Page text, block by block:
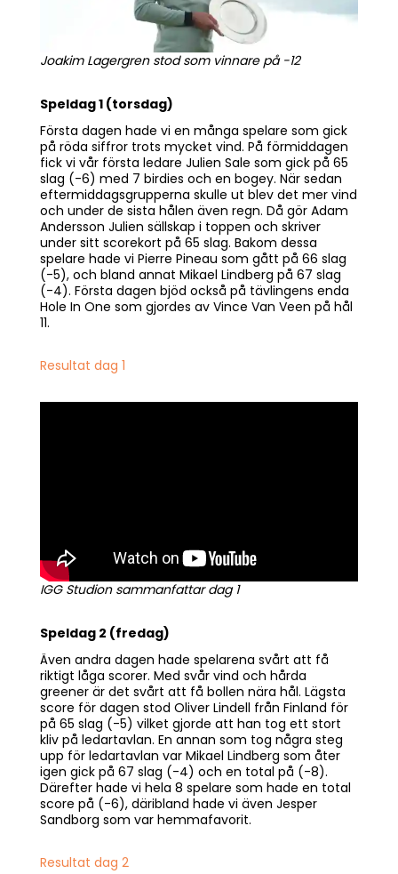
Joakim Lagergren stod som vinnare på -12
Speldag 1 (torsdag)
Första dagen hade vi en många spelare som gick
på röda siffror trots mycket vind. På förmiddagen
fick vi vår första ledare Julien Sale som gick på 65
slag (-6) med 7 birdies och en bogey. När sedan
eftermiddagsgrupperna skulle ut blev det mer vind
och under de sista hålen även regn. Då gör Adam
Andersson Julien sällskap i toppen och skriver
under sitt scorekort på 65 slag. Bakom dessa
spelare hade vi Pierre Pineau som gått på 66 slag
(-5), och bland annat Mikael Lindberg på 67 slag
(-4). Första dagen bjöd också på tävlingens enda
Hole In One som gjordes av Vince Van Veen på hål
11.
Resultat dag 1
IGG Studion sammanfattar dag 1
Speldag 2 (fredag)
Även andra dagen hade spelarena svårt att få
riktigt låga scorer. Med svår vind och hårda
greener är det svårt att få bollen nära hål. Lägsta
score för dagen stod Oliver Lindell från Finland för
på 65 slag (-5) vilket gjorde att han tog ett stort
kliv på ledartavlan. En annan som tog några steg
upp för ledartavlan var Mikael Lindberg som åter
igen gick på 67 slag (-4) och en total på (-8).
Därefter hade vi hela 8 spelare som hade en total
score på (-6), däribland hade vi även Jesper
Sandborg som var hemmafavorit.
Resultat dag 2